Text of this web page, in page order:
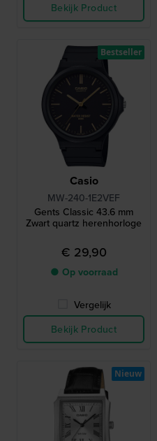
Bekijk Product
Casio
MW-240-1E2VEF
Gents Classic 43.6 mm
Zwart quartz herenhorloge
€ 29,90
● Op voorraad
Vergelijk
Bekijk Product
Bestseller
Nieuw